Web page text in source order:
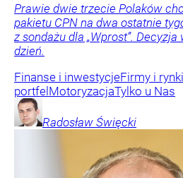
Prawie dwie trzecie Polaków
pakietu CPN na dwa ostatnie
z sondażu dla „Wprost”.
dzień.
Finanse i inwestycjeFirmy i rynki
portfelMotoryzacjaTylko u Nas
Radosław Święcki